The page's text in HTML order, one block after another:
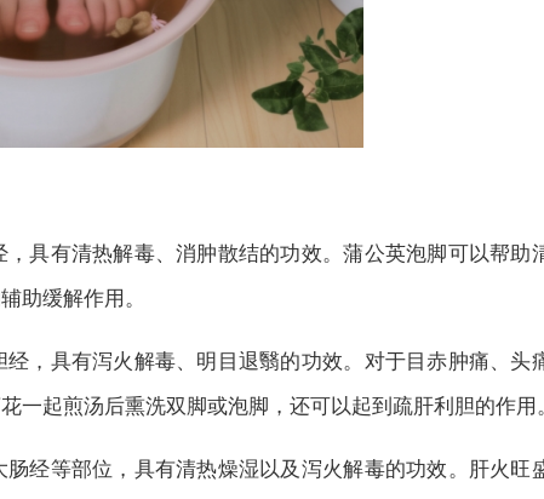
有清热解毒、消肿散结的功效。蒲公英泡脚可以帮助
助缓解作用。
具有泻火解毒、明目退翳的功效。对于目赤肿痛、头
起煎汤后熏洗双脚或泡脚，还可以起到疏肝利胆的作用。
等部位，具有清热燥湿以及泻火解毒的功效。肝火旺